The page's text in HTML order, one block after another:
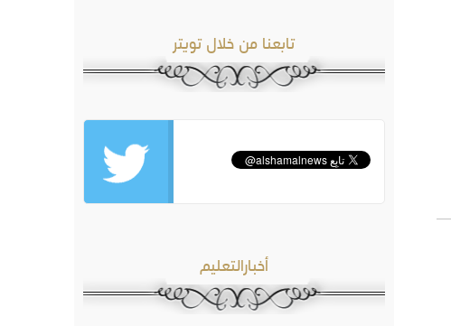
تابعنا من خلال تويتر
أخبارالتعليم